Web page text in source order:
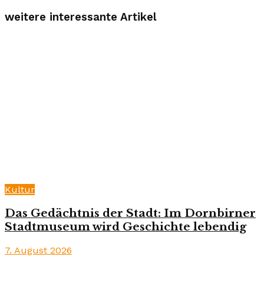
weitere interessante Artikel
Kultur
Das Gedächtnis der Stadt: Im Dornbirner
Stadtmuseum wird Geschichte lebendig
7. August 2026